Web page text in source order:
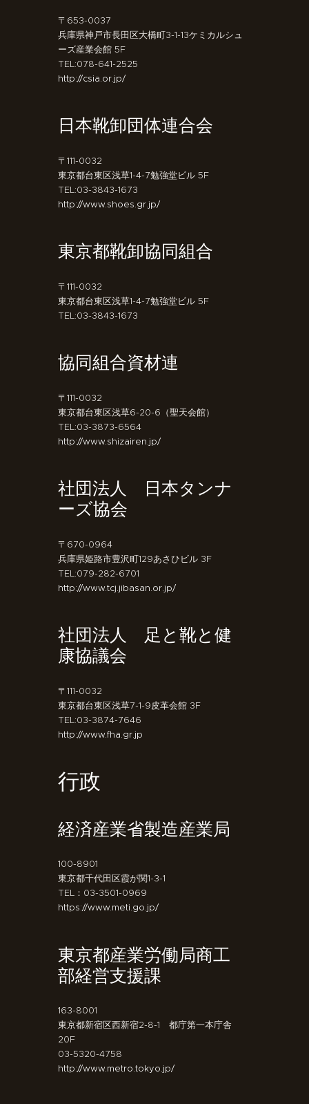
〒653-0037
兵庫県神戸市長田区大橋町3-1-13ケミカルシュ
ーズ産業会館 5F
TEL:078-641-2525
http://csia.or.jp/
日本靴卸団体連合会
〒111-0032
東京都台東区浅草1-4-7勉強堂ビル 5F
TEL:03-3843-1673
http://www.shoes.gr.jp/
東京都靴卸協同組合
〒111-0032
東京都台東区浅草1-4-7勉強堂ビル 5F
TEL:03-3843-1673
協同組合資材連
〒111-0032
東京都台東区浅草6-20-6（聖天会館）
TEL:03-3873-6564
http://www.shizairen.jp/
社団法人 日本タンナ
ーズ協会
〒670-0964
兵庫県姫路市豊沢町129あさひビル 3F
TEL:079-282-6701
http://www.tcj.jibasan.or.jp/
社団法人 足と靴と健
康協議会
〒111-0032
東京都台東区浅草7-1-9皮革会館 3F
TEL:03-3874-7646
http://www.fha.gr.jp
行政
経済産業省製造産業局
100-8901
東京都千代田区霞が関1-3-1
TEL：03-3501-0969
https://www.meti.go.jp/
東京都産業労働局商工
部経営支援課
163-8001
東京都新宿区西新宿2-8-1 都庁第一本庁舎
20F
03-5320-4758
http://www.metro.tokyo.jp/